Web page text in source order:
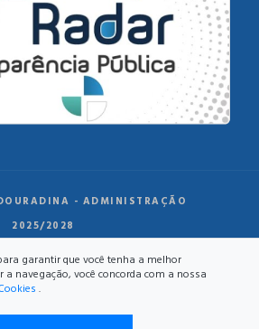
- ADMINISTRAÇÃO
2025/2028
garantir que você tenha a melhor
a navegação, você concorda com a nossa
.